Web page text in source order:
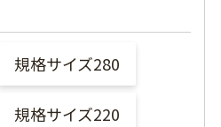
規格サイズ280
規格サイズ220